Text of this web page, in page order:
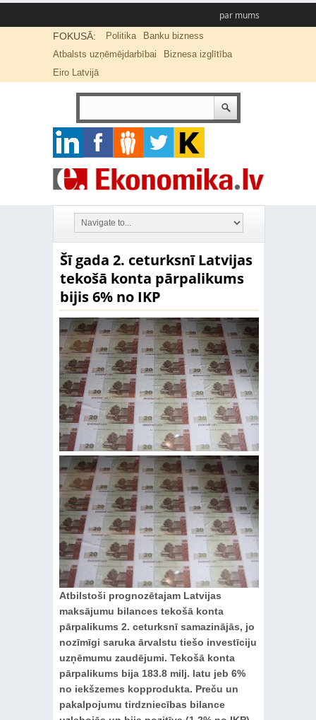
par mums
FOKUSĀ: Politika
Banku bizness
Atbalsts uzņēmējdarbībai
Biznesa izglītība
Eiro Latvijā
Šī gada 2. ceturksnī Latvijas
tekošā konta pārpalikums
bijis 6% no IKP
Atbilstoši prognozētajam Latvijas
maksājumu bilances tekošā konta
pārpalikums 2. ceturksnī samazinājās, jo
nozīmīgi saruka ārvalstu tiešo investīciju
uzņēmumu zaudējumi. Tekošā konta
pārpalikums bija 183.8 milj. latu jeb 6%
no iekšzemes kopprodukta. Preču un
pakalpojumu tirdzniecības bilance